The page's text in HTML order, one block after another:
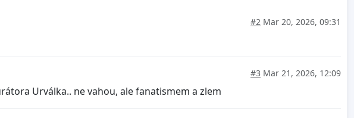
#2 Mar 20, 2026, 09:31
#3 Mar 21, 2026, 12:09
Urválka.. ne vahou, ale fanatismem a zlem